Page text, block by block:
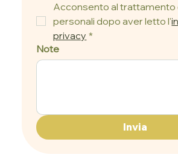
Acconsento al trattamento
personali dopo aver letto l'
privacy *
Note
Invia